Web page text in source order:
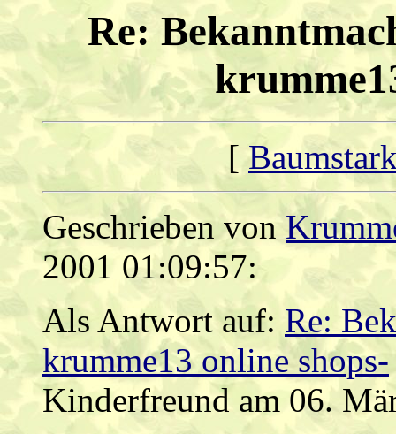
Re:
[
Geschrieben von
2001 01:09:57:
Als Antwort auf: Re:
krumme13 online shops-
Kinderfreund am 06.